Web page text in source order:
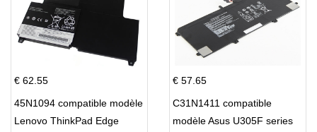
€ 62.55
45N1094 compatible modèle
Lenovo ThinkPad Edge
€ 57.65
C31N1411 compatible
modèle Asus U305F series